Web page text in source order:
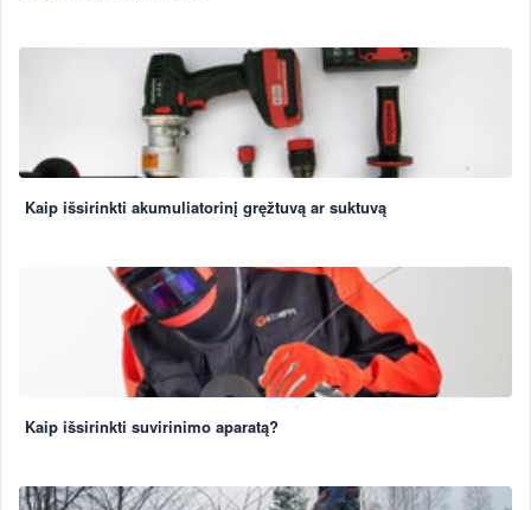
Kaip išsirinkti akumuliatorinį gręžtuvą ar suktuvą
Kaip išsirinkti suvirinimo aparatą?